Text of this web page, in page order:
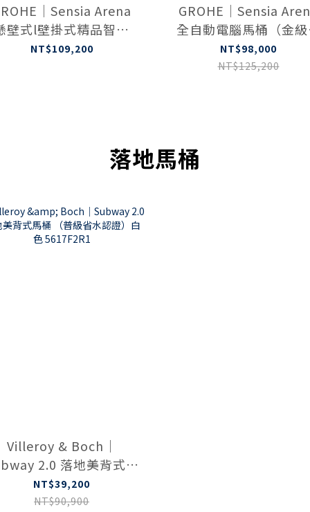
｜Sensia Arena
壁式l壁掛式精品智慧
馬桶 白色 39922SHO
NT$109,200
GROHE｜Sensia
全自動電腦馬桶（金
水認證）精品智慧SPA
39380SH0
NT$98,000
NT$125,200
落地馬桶
Villeroy & Boch｜
2.0 落地美背式馬
（普級省水認證）白色
5617F2R1
NT$39,200
NT$90,900